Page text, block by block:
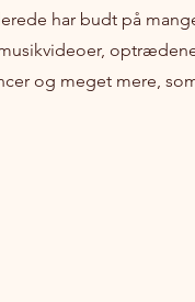
har budt på
og meget mere,